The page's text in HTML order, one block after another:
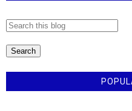
Latihan Soal ANBK